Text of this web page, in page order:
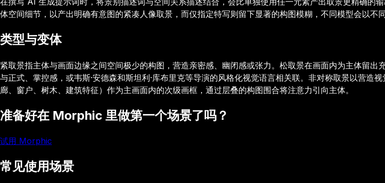
体空间细节，以产出明确有意图的紧凑人像取景，而仅指定特写则留下显著的构图模糊，不同模型会以不
类型与变体
紧取景指主体与画面边缘之间空间极少的构图，营造亲密感、幽闭感或张力。松取景在画面内为主体留
与正式、掌控感，或韦斯·安德森和斯坦利·库布里克等导演的风格化视觉语言相关联。非对称取景以营
廊、窗户、树木、建筑特征）作为主画面内的次级画框，通过层叠的构图围合将注意力引向主体。
准备好在 Morphic 里做第一个场景了吗？
试用 Morphic
常见使用场景